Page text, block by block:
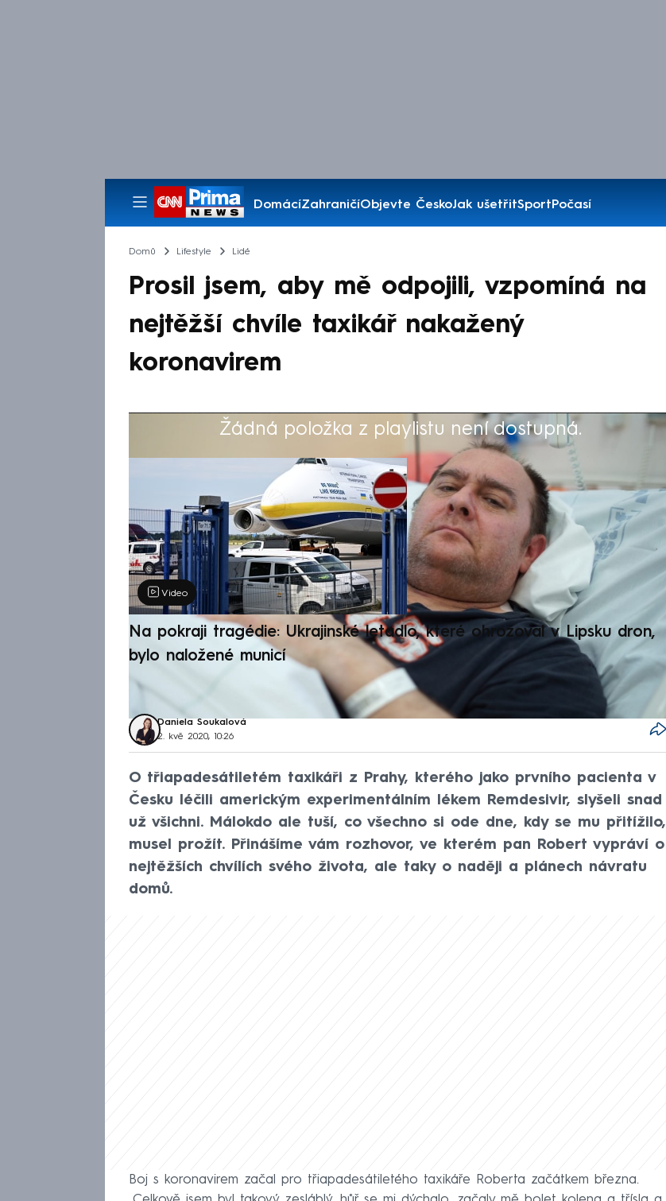
DomácíZahraničíObjevte ČeskoJak ušetřitSportPočasí
Pořady
Domů Lifestyle Lidé
Prosil jsem, aby mě odpojili, vzpomíná na
nejtěžší chvíle taxikář nakažený
koronavirem
Žádná položka z playlistu není dostupná.
Výběr redakce
Video
Na pokraji tragédie: Ukrajinské letadlo, které ohrožoval v Lipsku dron,
bylo naložené municí
Daniela Soukalová
2. kvě 2020, 10:26
O třiapadesátiletém taxikáři z Prahy, kterého jako prvního pacienta v
Česku léčili americkým experimentálním lékem Remdesivir, slyšeli snad
už všichni. Málokdo ale tuší, co všechno si ode dne, kdy se mu přitížilo,
musel prožít. Přinášíme vám rozhovor, ve kterém pan Robert vypráví o
nejtěžších chvílích svého života, ale taky o naději a plánech návratu
domů.
Boj s koronavirem začal pro třiapadesátiletého taxikáře Roberta začátkem března.